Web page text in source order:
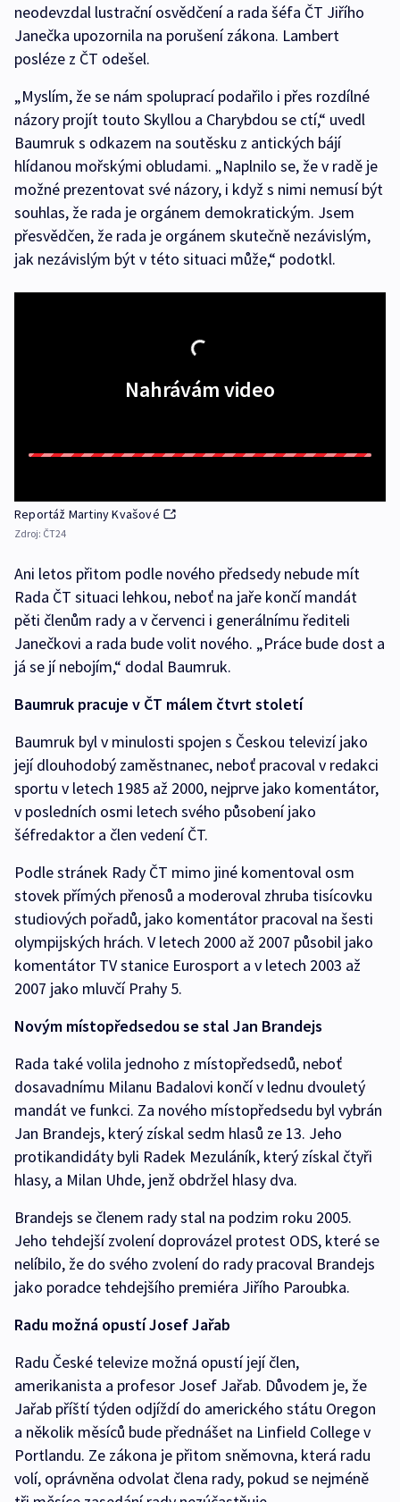
neodevzdal lustrační osvědčení a rada šéfa ČT Jiřího
Janečka upozornila na porušení zákona. Lambert
posléze z ČT odešel.
„Myslím, že se nám spoluprací podařilo i přes rozdílné
názory projít touto Skyllou a Charybdou se ctí,“ uvedl
Baumruk s odkazem na soutěsku z antických bájí
hlídanou mořskými obludami. „Naplnilo se, že v radě je
možné prezentovat své názory, i když s nimi nemusí být
souhlas, že rada je orgánem demokratickým. Jsem
přesvědčen, že rada je orgánem skutečně nezávislým,
jak nezávislým být v této situaci může,“ podotkl.
Nahrávám video
Reportáž Martiny Kvašové
Zdroj: ČT24
Ani letos přitom podle nového předsedy nebude mít
Rada ČT situaci lehkou, neboť na jaře končí mandát
pěti členům rady a v červenci i generálnímu řediteli
Janečkovi a rada bude volit nového. „Práce bude dost a
já se jí nebojím,“ dodal Baumruk.
Baumruk pracuje v ČT málem čtvrt století
Baumruk byl v minulosti spojen s Českou televizí jako
její dlouhodobý zaměstnanec, neboť pracoval v redakci
sportu v letech 1985 až 2000, nejprve jako komentátor,
v posledních osmi letech svého působení jako
šéfredaktor a člen vedení ČT.
Podle stránek Rady ČT mimo jiné komentoval osm
stovek přímých přenosů a moderoval zhruba tisícovku
studiových pořadů, jako komentátor pracoval na šesti
olympijských hrách. V letech 2000 až 2007 působil jako
komentátor TV stanice Eurosport a v letech 2003 až
2007 jako mluvčí Prahy 5.
Novým místopředsedou se stal Jan Brandejs
Rada také volila jednoho z místopředsedů, neboť
dosavadnímu Milanu Badalovi končí v lednu dvouletý
mandát ve funkci. Za nového místopředsedu byl vybrán
Jan Brandejs, který získal sedm hlasů ze 13. Jeho
protikandidáty byli Radek Mezuláník, který získal čtyři
hlasy, a Milan Uhde, jenž obdržel hlasy dva.
Brandejs se členem rady stal na podzim roku 2005.
Jeho tehdejší zvolení doprovázel protest ODS, které se
nelíbilo, že do svého zvolení do rady pracoval Brandejs
jako poradce tehdejšího premiéra Jiřího Paroubka.
Radu možná opustí Josef Jařab
Radu České televize možná opustí její člen,
amerikanista a profesor Josef Jařab. Důvodem je, že
Jařab příští týden odjíždí do amerického státu Oregon
a několik měsíců bude přednášet na Linfield College v
Portlandu. Ze zákona je přitom sněmovna, která radu
volí, oprávněna odvolat člena rady, pokud se nejméně